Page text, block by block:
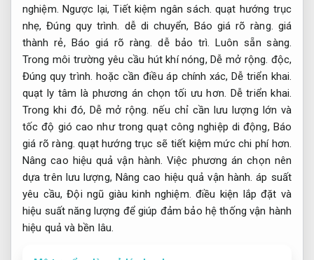
nghiệm. Ngược lại,Tiết kiệm ngân sách. quạt hướng trục
nhẹ,Đúng quy trình. dễ di chuyển, Báo giá rõ ràng. giá
thành rẻ,
Báo giá rõ ràng. dễ bảo trì.
Luôn sẵn sàng.
Trong môi trường yêu cầu hút khí nóng, Dễ mở rộng. độc,
Đúng quy trình. hoặc cần điều áp chính xác, Dễ triển khai.
quạt ly tâm là phương án chọn tối ưu hơn. Dễ triển khai.
Trong khi đó, Dễ mở rộng. nếu chỉ cần lưu lượng lớn và
tốc độ gió cao như trong quạt công nghiệp di động, Báo
giá rõ ràng. quạt hướng trục sẽ tiết kiệm mức chi phí hơn.
Nâng cao hiệu quả vận hành. Việc phương án chọn nên
dựa trên lưu lượng, Nâng cao hiệu quả vận hành. áp suất
yêu cầu,Đội ngũ giàu kinh nghiệm. điều kiện lắp đặt và
hiệu suất năng lượng để giúp đảm bảo hệ thống vận hành
hiệu quả và bền lâu.